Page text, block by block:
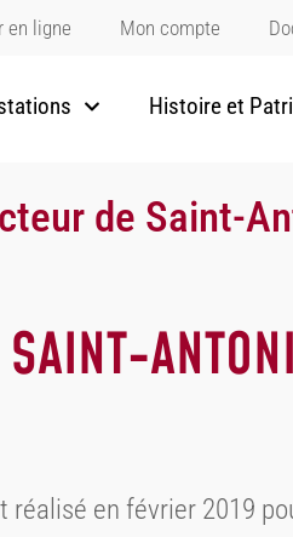
en ligne Mon compte
Histoire et
de Saint-
réalisé en février 2019